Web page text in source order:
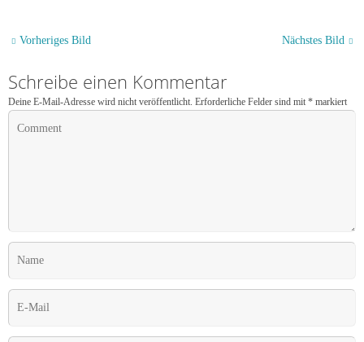
Vorheriges Bild Nächstes Bild
Schreibe einen Kommentar
Deine E-Mail-Adresse wird nicht veröffentlicht. Erforderliche Felder sind mit * markiert